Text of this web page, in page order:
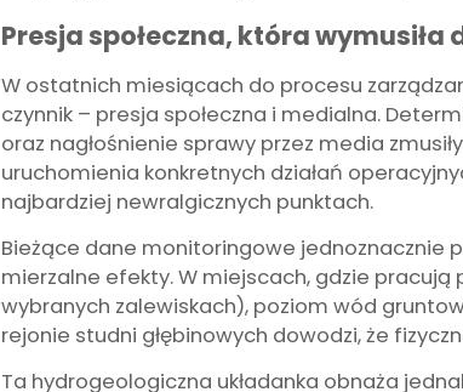
Presja społeczna, która wymusiła
W ostatnich miesiącach do procesu
czynnik – presja społeczna i medialna.
oraz nagłośnienie sprawy przez media
uruchomienia konkretnych działań
najbardziej newralgicznych punktach.
Bieżące dane monitoringowe jednoznacznie
mierzalne efekty. W miejscach, gdzie
wybranych zalewiskach), poziom wód
rejonie studni głębinowych dowodzi, że
Ta hydrogeologiczna układanka obnaża